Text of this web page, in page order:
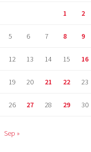
1 2
5 6 7 8 9
12 13 14 15 16
19 20 21 22 23
26 27 28 29 30
Sep »